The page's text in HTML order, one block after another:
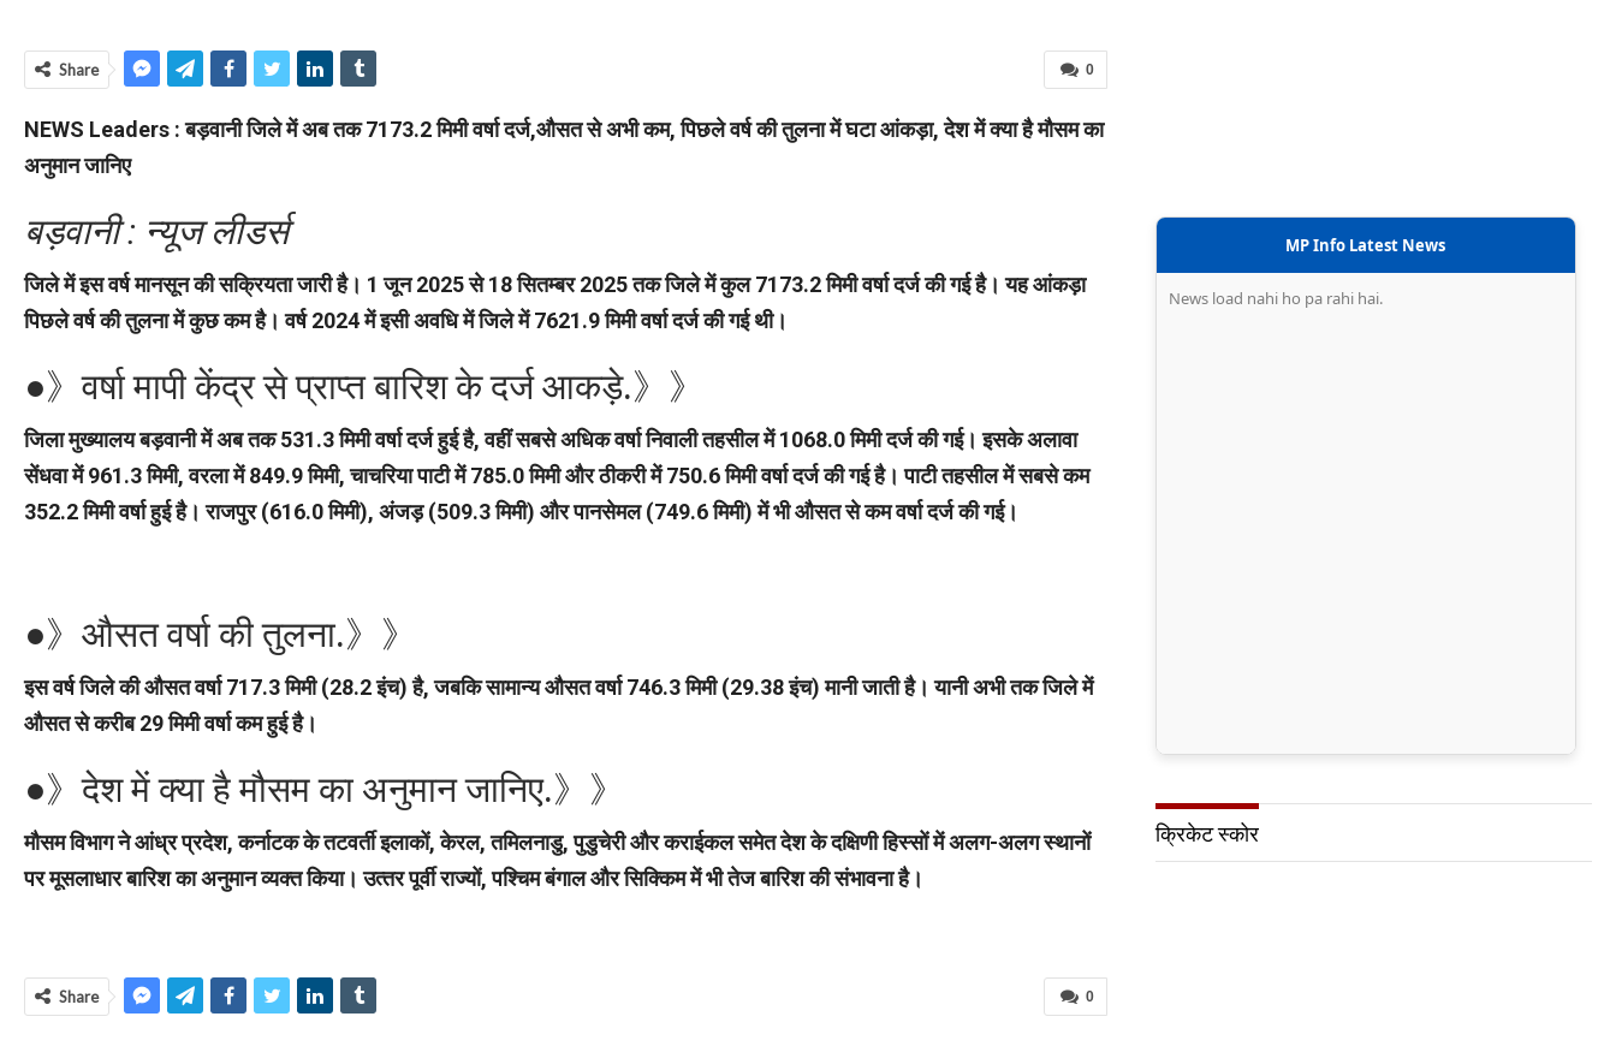
0
Share
NEWS Leaders : बड़वानी जिले में अब तक 7173.2 मिमी वर्षा दर्ज,औसत से अभी कम, पिछले वर्ष की तुलना में घटा आंकड़ा, देश में क्या है मौसम का
अनुमान जानिए
बड़वानी : न्यूज लीडर्स
जिले में इस वर्ष मानसून की सक्रियता जारी है। 1 जून 2025 से 18 सितम्बर 2025 तक जिले में कुल 7173.2 मिमी वर्षा दर्ज की गई है। यह आंकड़ा
पिछले वर्ष की तुलना में कुछ कम है। वर्ष 2024 में इसी अवधि में जिले में 7621.9 मिमी वर्षा दर्ज की गई थी।
●》वर्षा मापी केंद्र से प्राप्त बारिश के दर्ज आकड़े.》》
जिला मुख्यालय बड़वानी में अब तक 531.3 मिमी वर्षा दर्ज हुई है, वहीं सबसे अधिक वर्षा निवाली तहसील में 1068.0 मिमी दर्ज की गई। इसके अलावा
सेंधवा में 961.3 मिमी, वरला में 849.9 मिमी, चाचरिया पाटी में 785.0 मिमी और ठीकरी में 750.6 मिमी वर्षा दर्ज की गई है। पाटी तहसील में सबसे कम
352.2 मिमी वर्षा हुई है। राजपुर (616.0 मिमी), अंजड़ (509.3 मिमी) और पानसेमल (749.6 मिमी) में भी औसत से कम वर्षा दर्ज की गई।
●》औसत वर्षा की तुलना.》》
इस वर्ष जिले की औसत वर्षा 717.3 मिमी (28.2 इंच) है, जबकि सामान्य औसत वर्षा 746.3 मिमी (29.38 इंच) मानी जाती है। यानी अभी तक जिले में
औसत से करीब 29 मिमी वर्षा कम हुई है।
●》देश में क्या है मौसम का अनुमान जानिए.》》
मौसम विभाग ने आंध्र प्रदेश, कर्नाटक के तटवर्ती इलाकों, केरल, तमिलनाडु, पुडुचेरी और कराईकल समेत देश के दक्षिणी हिस्‍सों में अलग-अलग स्थानों
पर मूसलाधार बारिश का अनुमान व्‍यक्‍त किया। उत्‍तर पूर्वी राज्‍यों, पश्चिम बंगाल और सिक्किम में भी तेज बारिश की संभावना है।
0
Share
MP Info Latest News
News load nahi ho pa rahi hai.
क्रिकेट स्कोर